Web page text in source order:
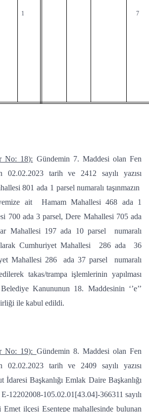
1 7
No: 18): Gündemin 7. Maddesi olan Fen
02.02.2023 tarih ve 2412 sayılı yazısı
801 ada 1 parsel numaralı taşınmazın
ait Hamam Mahallesi 468 ada 1
700 ada 3 parsel, Dere Mahallesi 705 ada
Mahallesi 197 ada 10 parsel numaralı
Cumhuriyet Mahallesi 286 ada 36
Mahallesi 286 ada 37 parsel numaralı
takas/trampa işlemlerinin yapılması
Kanununun 18. Maddesinin ‘’e’’
ile kabul edildi.
No: 19): Gündemin 8. Maddesi olan Fen
02.02.2023 tarih ve 2409 sayılı yazısı
Başkanlığı Emlak Daire Başkanlığı
12202008-105.02.01[43.04]-366311 sayılı
Emet ilçesi Esentepe mahallesinde bulunan